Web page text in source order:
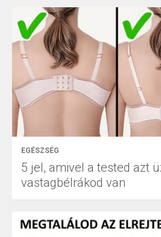
EGÉSZSÉG
5 jel, amivel a tested azt
vastagbélrákod van